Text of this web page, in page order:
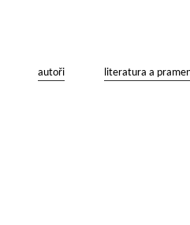
autoři literatura a